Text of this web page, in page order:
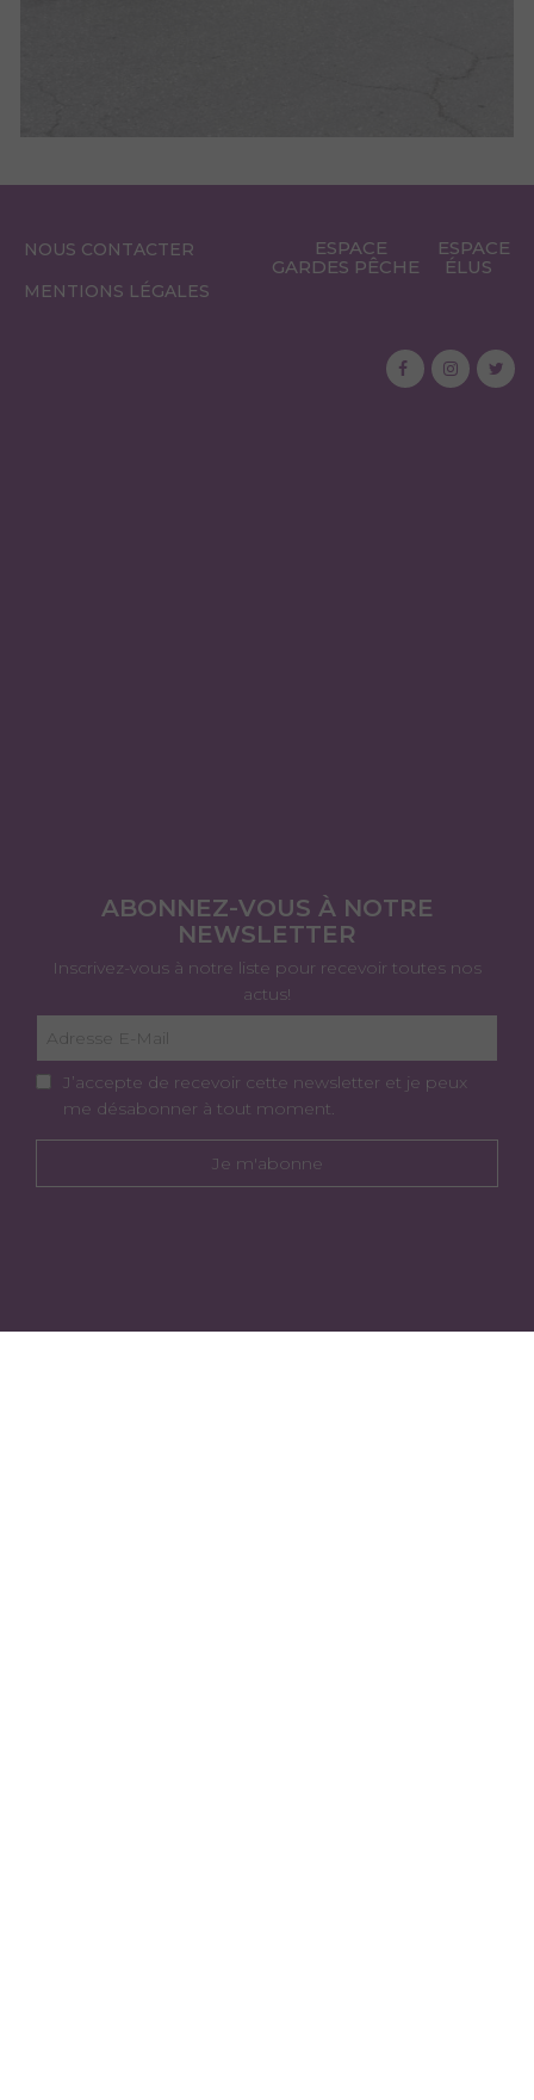
NOUS CONTACTER
MENTIONS LÉGALES
ESPACE
GARDES PÊCHE
ESPACE
ÉLUS
ABONNEZ-VOUS À NOTRE
NEWSLETTER
Inscrivez-vous à notre liste pour recevoir toutes nos
actus!
J’accepte de recevoir cette newsletter et je peux
me désabonner à tout moment.
Je m'abonne